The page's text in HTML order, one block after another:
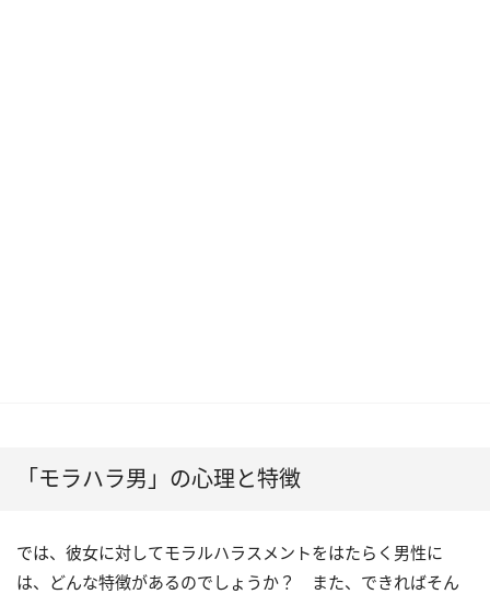
「モラハラ男」の心理と特徴
では、彼女に対してモラルハラスメントをはたらく男性に
は、どんな特徴があるのでしょうか？ また、できればそん